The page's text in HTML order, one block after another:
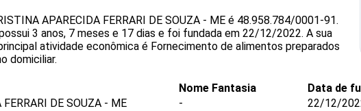
APARECIDA FERRARI DE SOUZA - ME é 48.958.784/0001-91.
3 anos, 7 meses e 17 dias e foi fundada em 22/12/2022. A sua
atividade econômica é Fornecimento de alimentos preparados
domiciliar.
DE SOUZA - ME
Nome Fantasia
-
Data de
22/12/